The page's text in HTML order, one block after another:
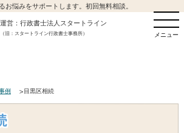
お悩みをサポートします。初回無料相談。
運営：行政書士法人スタートライン
（旧：スタートライン行政書士事務所） メニュー
例 目黒区相続